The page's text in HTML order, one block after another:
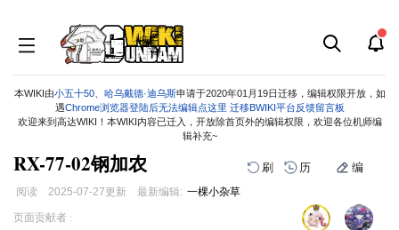
本WIKI由小五十50、 哈乌戴德·迪乌斯申请于2020年01月19日迁移，编辑权限开放，如
遇Chrome浏览器登陆后无法编辑点这里 迁移BWIKI平台反馈留言板
欢迎来到高达WIKI！本WIKI内容已迁入，开放除首页外的编辑权限，欢迎各位机师编
辑补充~
RX-77-02钢加农 刷 历 编
阅读 2025-07-27更新 最新编辑: 一棵小杂草
跳
跳
页面贡献者 :